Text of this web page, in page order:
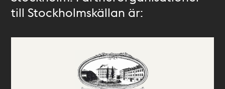
till Stockholmskällan är: